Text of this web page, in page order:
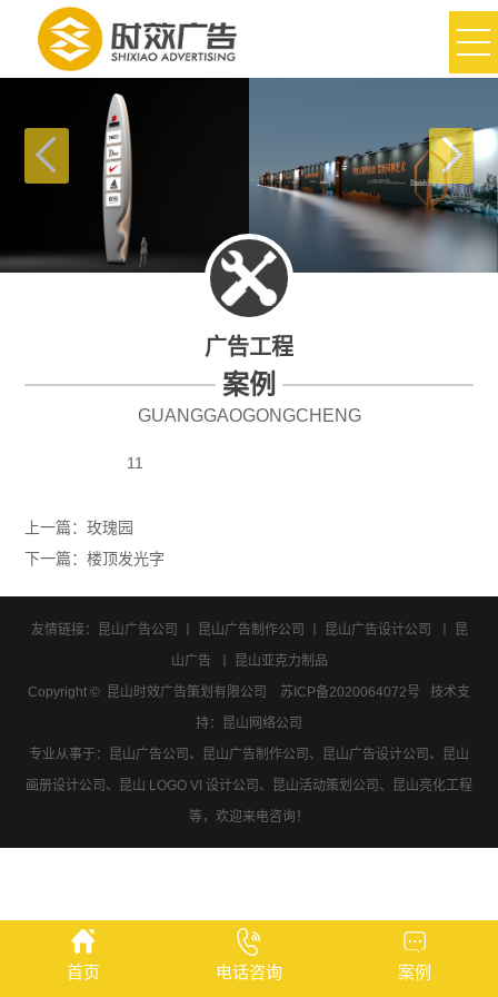
广告工程
案例
GUANGGAOGONGCHENG
11
上一篇：玫瑰园
下一篇：楼顶发光字
友情链接： 昆山广告公司 昆山广告制作公司 昆山广告设计公司
昆
山广告
昆山亚克力制品
Copyright © 昆山时效广告策划有限公司 苏ICP备2020064072号
技术支
持：
昆山网络公司
专业从事于：昆山广告公司、昆山广告制作公司、昆山广告设计公司、昆山
画册设计公司、昆山 LOGO VI 设计公司、昆山活动策划公司、昆山亮化工程
等，欢迎来电咨询！
首页 电话咨询 案例